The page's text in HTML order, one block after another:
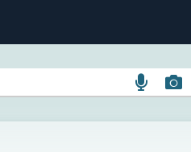
語
搜
圖
搜